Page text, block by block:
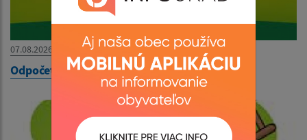
07.08.2026
Odpočet elektromerov 7.8.2026